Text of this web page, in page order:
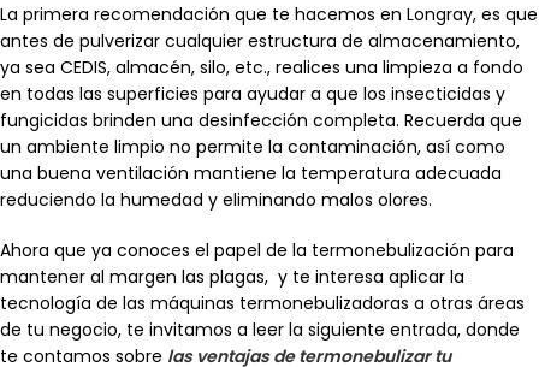
La primera recomendación que te hacemos en Longray, es que
antes de pulverizar cualquier estructura de almacenamiento,
ya sea CEDIS, almacén, silo, etc., realices una limpieza a fondo
en todas las superficies para ayudar a que los insecticidas y
fungicidas brinden una desinfección completa. Recuerda que
un ambiente limpio no permite la contaminación, así como
una buena ventilación mantiene la temperatura adecuada
reduciendo la humedad y eliminando malos olores.
Ahora que ya conoces el papel de la termonebulización para
mantener al margen las plagas, y te interesa aplicar la
tecnología de las máquinas termonebulizadoras a otras áreas
de tu negocio, te invitamos a leer la siguiente entrada, donde
te contamos sobre las ventajas de termonebulizar tu